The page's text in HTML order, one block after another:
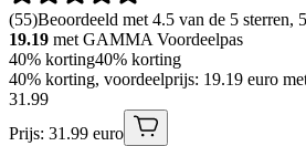
(55)Beoordeeld met 4.5 van de 5 sterren,
19.19 met GAMMA Voordeelpas
40% korting40% korting
40% korting, voordeelprijs: 19.19 euro
31 .99
Prijs: 31.99 euro